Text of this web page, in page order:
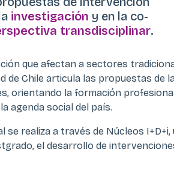
investigación y en la co-
transdisciplinar.
que afectan a sectores
de Chile articula las propuestas
orientando la formación
agenda social del país.
realiza a través de Núcleos
el desarrollo de